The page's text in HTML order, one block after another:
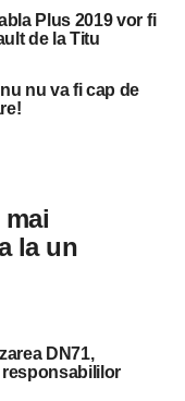
Plus 2019 vor fi
de la Titu
nu va fi cap de
mai
la un
DN71,
responsabililor